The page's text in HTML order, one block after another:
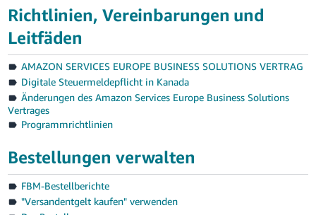
- FR
Italiano
- IT
日
本
語
JP
한
국
Registrieren
Richtlinien, Vereinbarungen und
Leitfäden
AMAZON SERVICES EUROPE BUSINESS SOLUTIONS VERTRAG
Digitale Steuermeldepflicht in Kanada
Änderungen des Amazon Services Europe Business Solutions
Vertrages
Programmrichtlinien
Bestellungen verwalten
FBM-Bestellberichte
"Versandentgelt kaufen" verwenden